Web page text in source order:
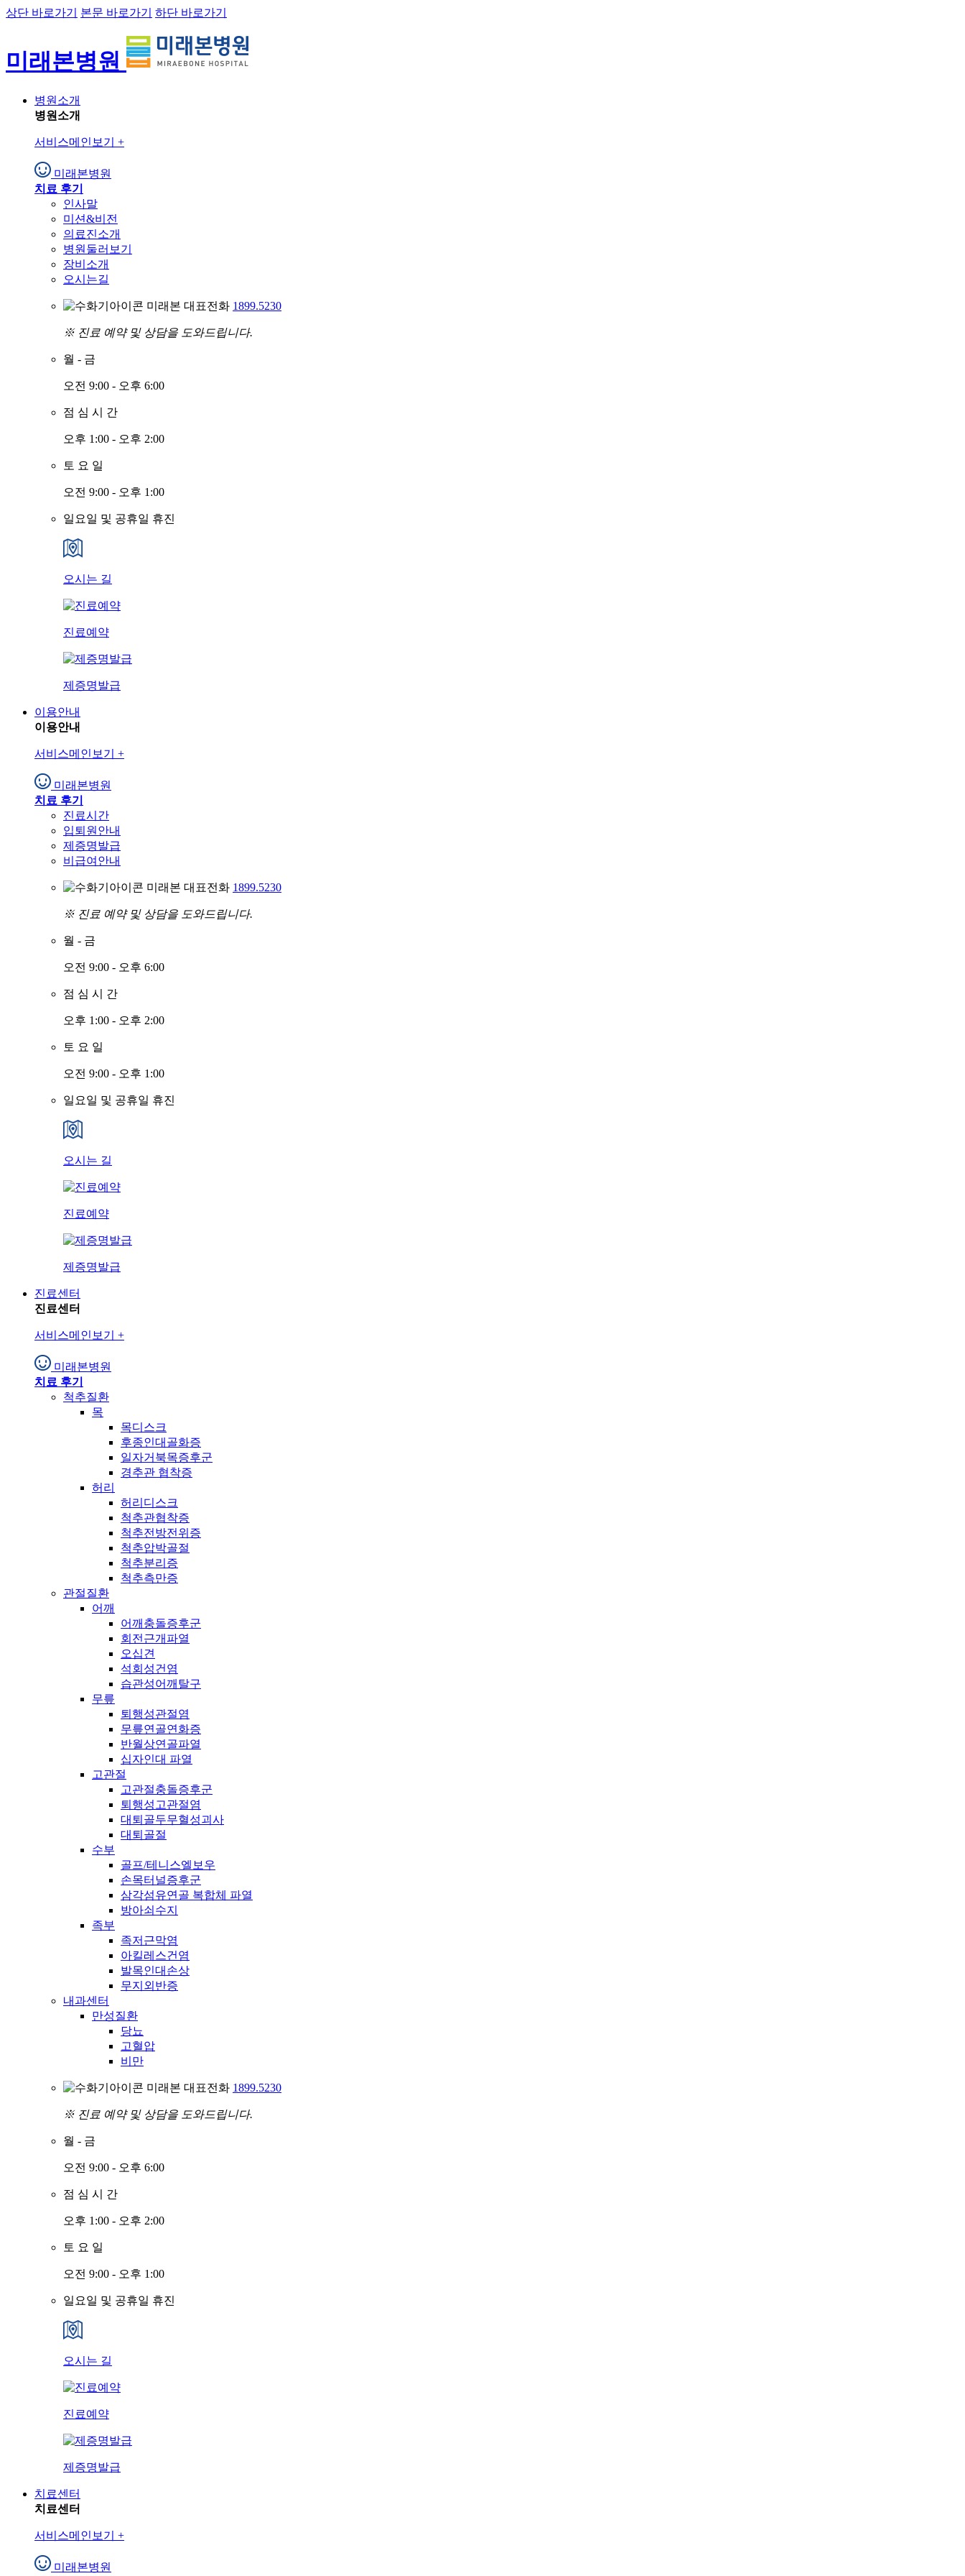
상단 바로가기 본문 바로가기 하단 바로가기
미래본병원
병원소개
병원소개
서비스메인보기 +
미래본병원
치료 후기
인사말
미션&비전
의료진소개
병원둘러보기
장비소개
오시는길
미래본 대표전화 1899.5230
※ 진료 예약 및 상담을 도와드립니다.
월 - 금
오전 9:00 - 오후 6:00
점 심 시 간
오후 1:00 - 오후 2:00
토 요 일
오전 9:00 - 오후 1:00
일요일 및 공휴일 휴진
오시는 길
진료예약
제증명발급
이용안내
이용안내
서비스메인보기 +
미래본병원
치료 후기
진료시간
입퇴원안내
제증명발급
비급여안내
미래본 대표전화 1899.5230
※ 진료 예약 및 상담을 도와드립니다.
월 - 금
오전 9:00 - 오후 6:00
점 심 시 간
오후 1:00 - 오후 2:00
토 요 일
오전 9:00 - 오후 1:00
일요일 및 공휴일 휴진
오시는 길
진료예약
제증명발급
진료센터
진료센터
서비스메인보기 +
미래본병원
치료 후기
척추질환
목
목디스크
후종인대골화증
일자거북목증후군
경추관 협착증
허리
허리디스크
척추관협착증
척추전방전위증
척추압박골절
척추분리증
척추측만증
관절질환
어깨
어깨충돌증후군
회전근개파열
오십견
석회성건염
습관성어깨탈구
무릎
퇴행성관절염
무릎연골연화증
반월상연골파열
십자인대 파열
고관절
고관절충돌증후군
퇴행성고관절염
대퇴골두무혈성괴사
대퇴골절
수부
골프/테니스엘보우
손목터널증후군
삼각섬유연골 복합체 파열
방아쇠수지
족부
족저근막염
아킬레스건염
발목인대손상
무지외반증
내과센터
만성질환
당뇨
고혈압
비만
미래본 대표전화 1899.5230
※ 진료 예약 및 상담을 도와드립니다.
월 - 금
오전 9:00 - 오후 6:00
점 심 시 간
오후 1:00 - 오후 2:00
토 요 일
오전 9:00 - 오후 1:00
일요일 및 공휴일 휴진
오시는 길
진료예약
제증명발급
치료센터
치료센터
서비스메인보기 +
미래본병원